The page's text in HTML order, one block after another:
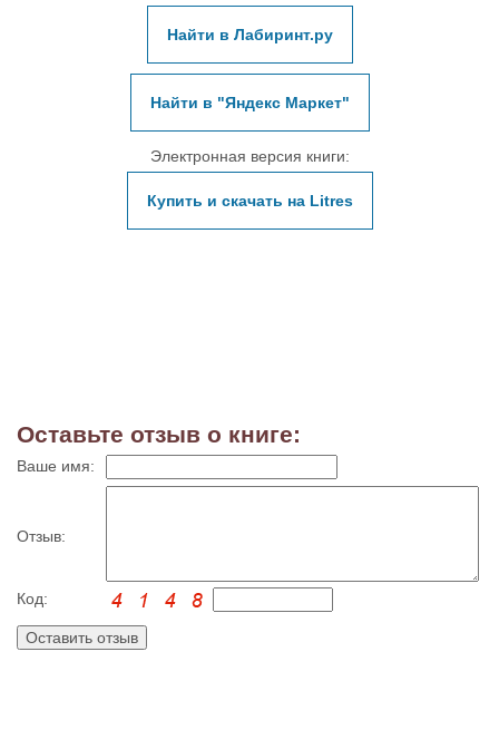
Найти в Лабиринт.ру
Найти в "Яндекс Маркет"
Электронная версия книги:
Купить и скачать на Litres
Оставьте отзыв о книге:
Ваше имя:
Отзыв:
Код: